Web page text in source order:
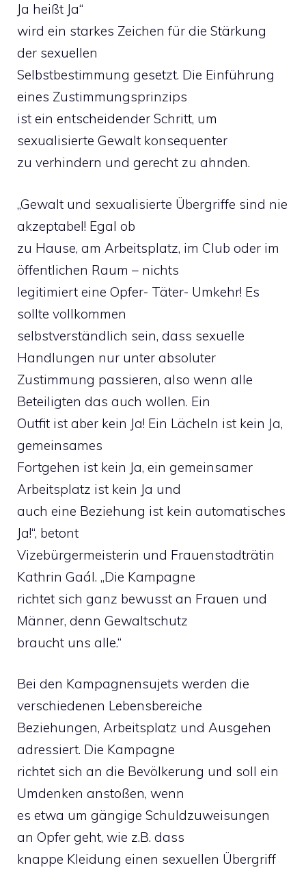
Ja heißt Ja“
wird ein starkes Zeichen für die Stärkung
der sexuellen
Selbstbestimmung gesetzt. Die Einführung
eines Zustimmungsprinzips
ist ein entscheidender Schritt, um
sexualisierte Gewalt konsequenter
zu verhindern und gerecht zu ahnden.
„Gewalt und sexualisierte Übergriffe sind nie
akzeptabel! Egal ob
zu Hause, am Arbeitsplatz, im Club oder im
öffentlichen Raum – nichts
legitimiert eine Opfer- Täter- Umkehr! Es
sollte vollkommen
selbstverständlich sein, dass sexuelle
Handlungen nur unter absoluter
Zustimmung passieren, also wenn alle
Beteiligten das auch wollen. Ein
Outfit ist aber kein Ja! Ein Lächeln ist kein Ja,
gemeinsames
Fortgehen ist kein Ja, ein gemeinsamer
Arbeitsplatz ist kein Ja und
auch eine Beziehung ist kein automatisches
Ja!“, betont
Vizebürgermeisterin und Frauenstadträtin
Kathrin Gaál. „Die Kampagne
richtet sich ganz bewusst an Frauen und
Männer, denn Gewaltschutz
braucht uns alle.“
Bei den Kampagnensujets werden die
verschiedenen Lebensbereiche
Beziehungen, Arbeitsplatz und Ausgehen
adressiert. Die Kampagne
richtet sich an die Bevölkerung und soll ein
Umdenken anstoßen, wenn
es etwa um gängige Schuldzuweisungen
an Opfer geht, wie z.B. dass
knappe Kleidung einen sexuellen Übergriff